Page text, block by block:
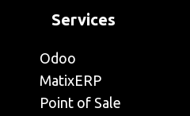
Services
Odoo
MatixERP
Point of Sale